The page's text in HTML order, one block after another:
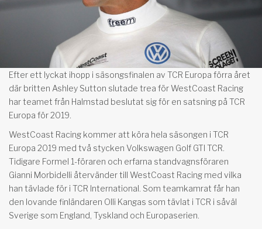
Efter ett lyckat ihopp i säsongsfinalen av TCR Europa förra året
där britten Ashley Sutton slutade trea för WestCoast Racing
har teamet från Halmstad beslutat sig för en satsning på TCR
Europa för 2019.
WestCoast Racing kommer att köra hela säsongen i TCR
Europa 2019 med två stycken Volkswagen Golf GTI TCR.
Tidigare Formel 1-föraren och erfarna standvagnsföraren
Gianni Morbidelli återvänder till WestCoast Racing med vilka
han tävlade för i TCR International. Som teamkamrat får han
den lovande finländaren Olli Kangas som tävlat i TCR i såväl
Sverige som England, Tyskland och Europaserien.